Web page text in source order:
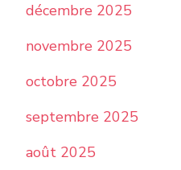
décembre 2025
novembre 2025
octobre 2025
septembre 2025
août 2025